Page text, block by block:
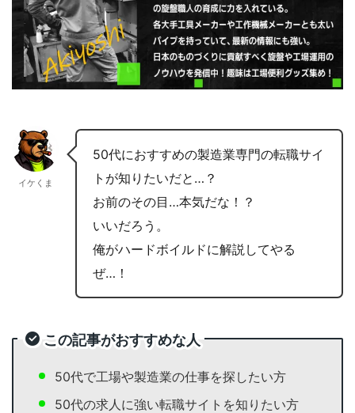
イケくま
50代におすすめの製造業専門の転職サイ
トが知りたいだと…？
お前のその目…本気だな！？
いいだろう。
俺がハードボイルドに解説してやる
ぜ…！
この記事がおすすめな人
50代で工場や製造業の仕事を探したい方
50代の求人に強い転職サイトを知りたい方